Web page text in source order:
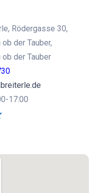
Rödergasse 30,
der Tauber,
ob der Tauber
17:00